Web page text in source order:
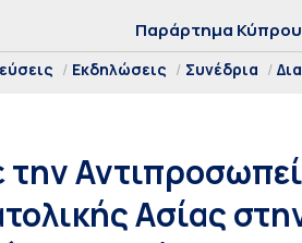
Παράρτημα Κύπρου
Εκδηλώσεις Συνέδρια
Ασίας